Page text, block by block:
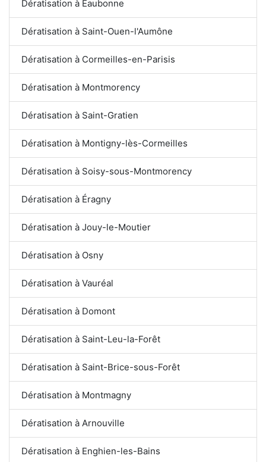
Dératisation à Eaubonne
Dératisation à Saint-Ouen-l'Aumône
Dératisation à Cormeilles-en-Parisis
Dératisation à Montmorency
Dératisation à Saint-Gratien
Dératisation à Montigny-lès-Cormeilles
Dératisation à Soisy-sous-Montmorency
Dératisation à Éragny
Dératisation à Jouy-le-Moutier
Dératisation à Osny
Dératisation à Vauréal
Dératisation à Domont
Dératisation à Saint-Leu-la-Forêt
Dératisation à Saint-Brice-sous-Forêt
Dératisation à Montmagny
Dératisation à Arnouville
Dératisation à Enghien-les-Bains